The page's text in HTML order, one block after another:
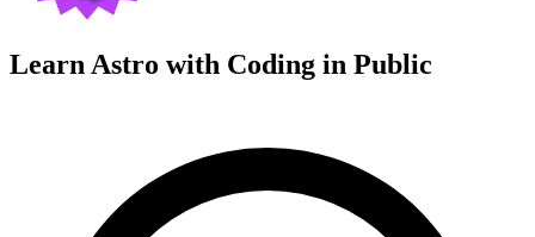
Learn Astro with Coding in Public